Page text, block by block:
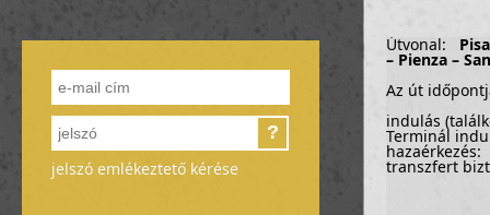
?
jelszó emlékeztető kérése
Útvonal:
– Pienza –
Az út
indulás
Terminál
transzfert